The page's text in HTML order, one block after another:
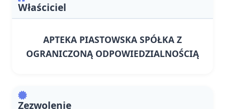
Właściciel
APTEKA PIASTOWSKA SPÓŁKA Z
OGRANICZONĄ ODPOWIEDZIALNOŚCIĄ
Zezwolenie